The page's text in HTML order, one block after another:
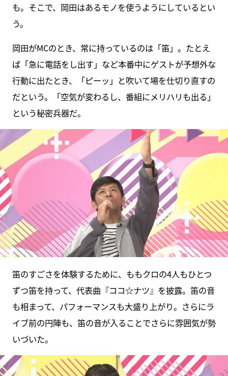
も。そこで、岡田はあるモノを使うようにしているとい
う。
岡田がMCのとき、常に持っているのは「笛」。たとえ
ば「急に電話をし出す」など本番中にゲストが予想外な
行動に出たとき、「ピーッ」と吹いて場を仕切り直すの
だという。「空気が変わるし、番組にメリハリも出る」
という秘密兵器だ。
笛のすごさを体験するために、ももクロの4人もひとつ
ずつ笛を持って、代表曲『ココ☆ナツ』を披露。笛の音
も相まって、パフォーマンスも大盛り上がり。さらにラ
イブ前の円陣も、笛の音が入ることでさらに雰囲気が勢
いづいた。